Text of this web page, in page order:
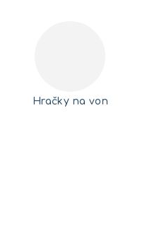
Hračky na von